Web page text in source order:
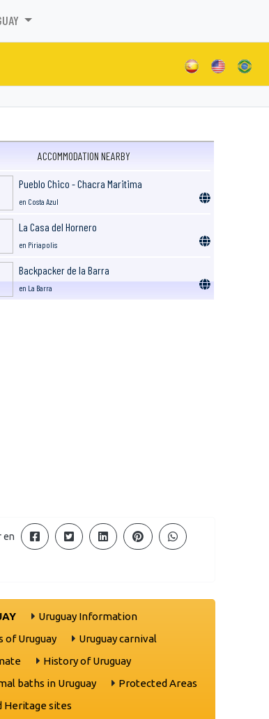
ACCOMMODATION NEARBY
Pueblo Chico - Chacra Maritima
en Costa Azul
La Casa del Hornero
en Piriapolis
Backpacker de la Barra
en La Barra
en
Uruguay Information
of Uruguay
Uruguay carnival
History of Uruguay
baths in Uruguay
Protected Areas
Heritage sites